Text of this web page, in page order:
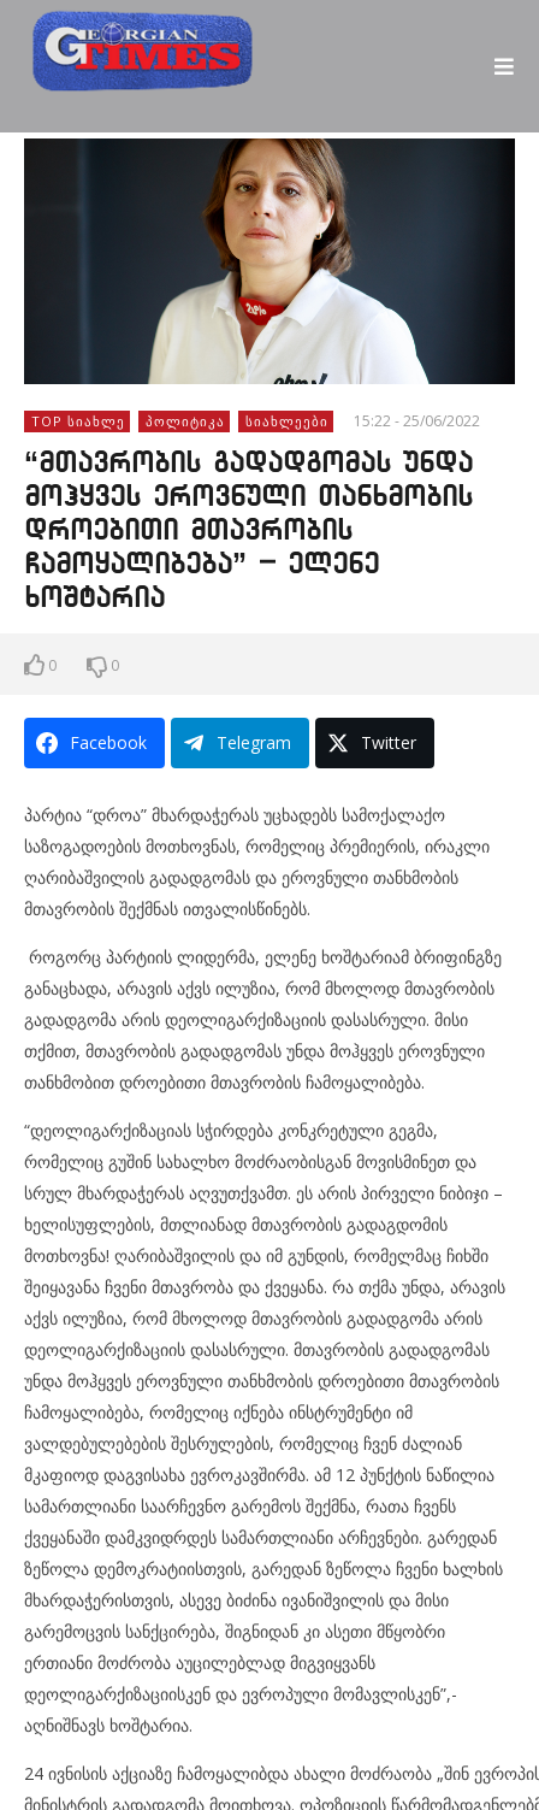
TOP ᲡᲘᲐᲮᲚᲔ ᲞᲝᲚᲘᲢᲘᲙᲐ ᲡᲘᲐᲮᲚᲔᲔᲑᲘ 15:22 - 25/06/2022
“მთავრობის გადადგომას უნდა
მოჰყვეს ეროვნული თანხმობის
დროებითი მთავრობის
ჩამოყალიბება” – ელენე
ხოშტარია
0 0
Facebook Telegram Twitter
პარტია “დროა” მხარდაჭერას უცხადებს სამოქალაქო
საზოგადოების მოთხოვნას, რომელიც პრემიერის, ირაკლი
ღარიბაშვილის გადადგომას და ეროვნული თანხმობის
მთავრობის შექმნას ითვალისწინებს.
როგორც პარტიის ლიდერმა, ელენე ხოშტარიამ ბრიფინგზე
განაცხადა, არავის აქვს ილუზია, რომ მხოლოდ მთავრობის
გადადგომა არის დეოლიგარქიზაციის დასასრული. მისი
თქმით, მთავრობის გადადგომას უნდა მოჰყვეს ეროვნული
თანხმობით დროებითი მთავრობის ჩამოყალიბება.
“დეოლიგარქიზაციას სჭირდება კონკრეტული გეგმა,
რომელიც გუშინ სახალხო მოძრაობისგან მოვისმინეთ და
სრულ მხარდაჭერას აღვუთქვამთ. ეს არის პირველი ნიბიჯი –
ხელისუფლების, მთლიანად მთავრობის გადაგდომის
მოთხოვნა! ღარიბაშვილის და იმ გუნდის, რომელმაც ჩიხში
შეიყავანა ჩვენი მთავრობა და ქვეყანა. რა თქმა უნდა, არავის
აქვს ილუზია, რომ მხოლოდ მთავრობის გადადგომა არის
დეოლიგარქიზაციის დასასრული. მთავრობის გადადგომას
უნდა მოჰყვეს ეროვნული თანხმობის დროებითი მთავრობის
ჩამოყალიბება, რომელიც იქნება ინსტრუმენტი იმ
ვალდებულებების შესრულების, რომელიც ჩვენ ძალიან
მკაფიოდ დაგვისახა ევროკავშირმა. ამ 12 პუნქტის ნაწილია
სამართლიანი საარჩევნო გარემოს შექმნა, რათა ჩვენს
ქვეყანაში დამკვიდრდეს სამართლიანი არჩევნები. გარედან
ზეწოლა დემოკრატიისთვის, გარედან ზეწოლა ჩვენი ხალხის
მხარდაჭერისთვის, ასევე ბიძინა ივანიშვილის და მისი
გარემოცვის სანქცირება, შიგნიდან კი ასეთი მწყობრი
ერთიანი მოძრობა აუცილებლად მიგვიყვანს
დეოლიგარქიზაციისკენ და ევროპული მომავლისკენ”,-
აღნიშნავს ხოშტარია.
24 ივნისის აქციაზე ჩამოყალიბდა ახალი მოძრაობა „შინ
მინისტრის გადადგომა მოითხოვა. ოპოზიციის